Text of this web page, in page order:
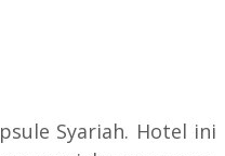
Syariah. Hotel ini